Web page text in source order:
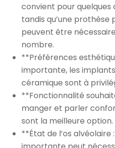
convient pour quelques
tandis qu’une
peuvent être
nombre.
**Préférences
importante, les
céramique sont à
**Fonctionnalité
manger et parler
sont la meilleure option.
**État de l’os